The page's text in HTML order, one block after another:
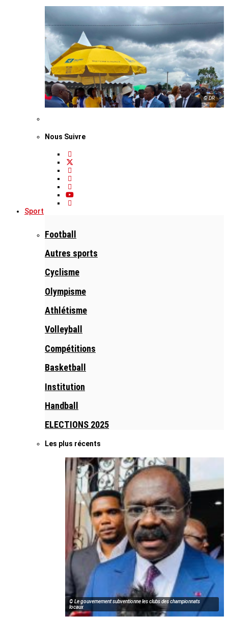
© DR
Nous Suivre
Sport
Football
Autres sports
Cyclisme
Olympisme
Athlétisme
Volleyball
Compétitions
Basketball
Institution
Handball
ELECTIONS 2025
Les plus récents
© Le gouvernement subventionne les clubs des championnats
locaux